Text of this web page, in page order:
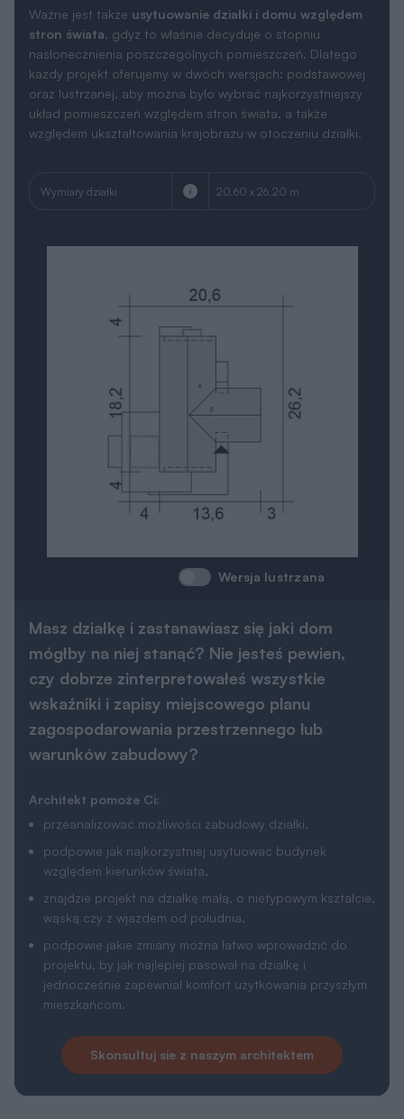
Ważne jest także usytuowanie działki i domu względem
stron świata, gdyż to właśnie decyduje o stopniu
nasłonecznienia poszczególnych pomieszczeń. Dlatego
każdy projekt oferujemy w dwóch wersjach: podstawowej
oraz lustrzanej, aby można było wybrać najkorzystniejszy
układ pomieszczeń względem stron świata, a także
względem ukształtowania krajobrazu w otoczeniu działki.
Wymiary działki 20.60 x 26.20 m
Wersja lustrzana
Masz działkę i zastanawiasz się jaki dom
mógłby na niej stanąć? Nie jesteś pewien,
czy dobrze zinterpretowałeś wszystkie
wskaźniki i zapisy miejscowego planu
zagospodarowania przestrzennego lub
warunków zabudowy?
Architekt pomoże Ci:
przeanalizować możliwości zabudowy działki,
podpowie jak najkorzystniej usytuować budynek
względem kierunków świata,
znajdzie projekt na działkę małą, o nietypowym kształcie,
wąską czy z wjazdem od południa,
podpowie jakie zmiany można łatwo wprowadzić do
projektu, by jak najlepiej pasował na działkę i
jednocześnie zapewniał komfort użytkowania przyszłym
mieszkańcom.
Skonsultuj sie z naszym architektem